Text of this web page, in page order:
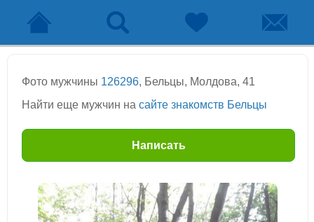
Фото мужчины 126296, Бельцы, Молдова, 41
Найти еще мужчин на сайте знакомств Бельцы
Написать